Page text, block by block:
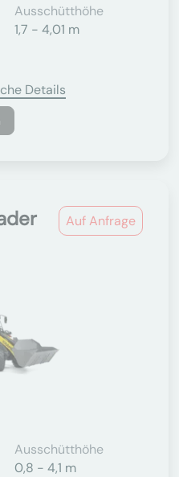
Ausschütthöhe
1,7 - 4,01 m
Details
Auf Anfrage
Ausschütthöhe
0,8 - 4,1 m